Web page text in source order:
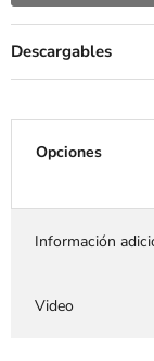
Descargables
Opciones
Información
Video